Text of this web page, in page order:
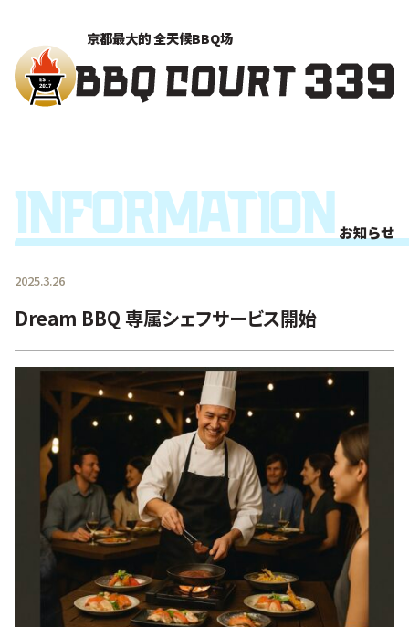
京都最大的 全天候BBQ场
Information お知らせ
2025.3.26
Dream BBQ 専属シェフサービス開始